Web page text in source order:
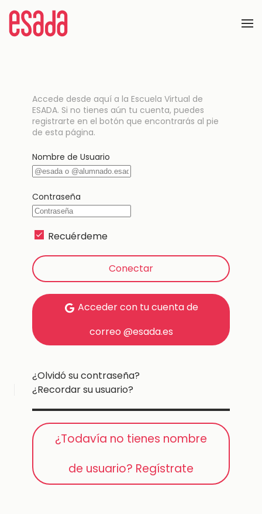
Accede desde aquí a la Escuela Virtual de
ESADA. Si no tienes aún tu cuenta, puedes
registrarte en el botón que encontrarás al pie
de esta página.
Nombre de Usuario
Contraseña
Recuérdeme
Conectar
Acceder con tu cuenta de
correo @esada.es
¿Olvidó su contraseña?
¿Recordar su usuario?
¿Todavía no tienes nombre
de usuario? Regístrate